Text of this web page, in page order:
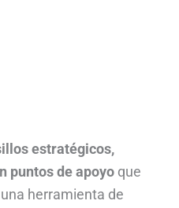
estratégicos,
puntos de apoyo que
herramienta de